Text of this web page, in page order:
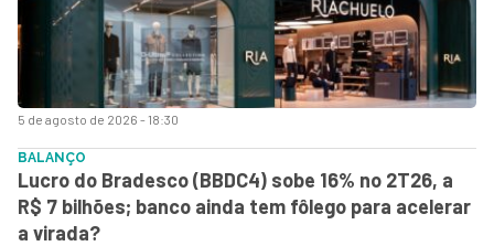
5 de agosto de 2026 - 18:30
BALANÇO
Lucro do Bradesco (BBDC4) sobe 16% no 2T26, a
R$ 7 bilhões; banco ainda tem fôlego para acelerar
a virada?